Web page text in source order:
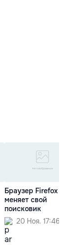
Браузер Firefox
меняет свой
поисковик
20 Ноя. 17:46